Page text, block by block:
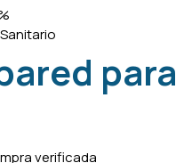
para
verificada